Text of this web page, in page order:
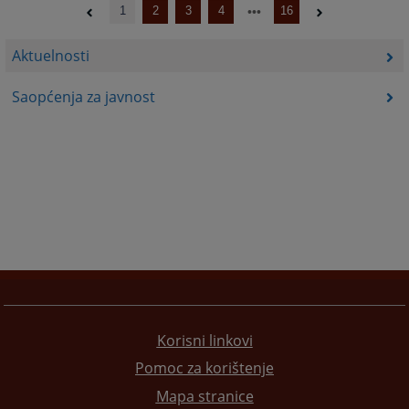
Aktuelnosti
Saopćenja za javnost
1 2 3 4 16
Korisni linkovi
Pomoc za korištenje
Mapa stranice